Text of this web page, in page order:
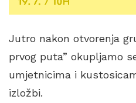
Jutro nakon otvorenja
prvog puta” okupljamo
umjetnicima i
izložbi.